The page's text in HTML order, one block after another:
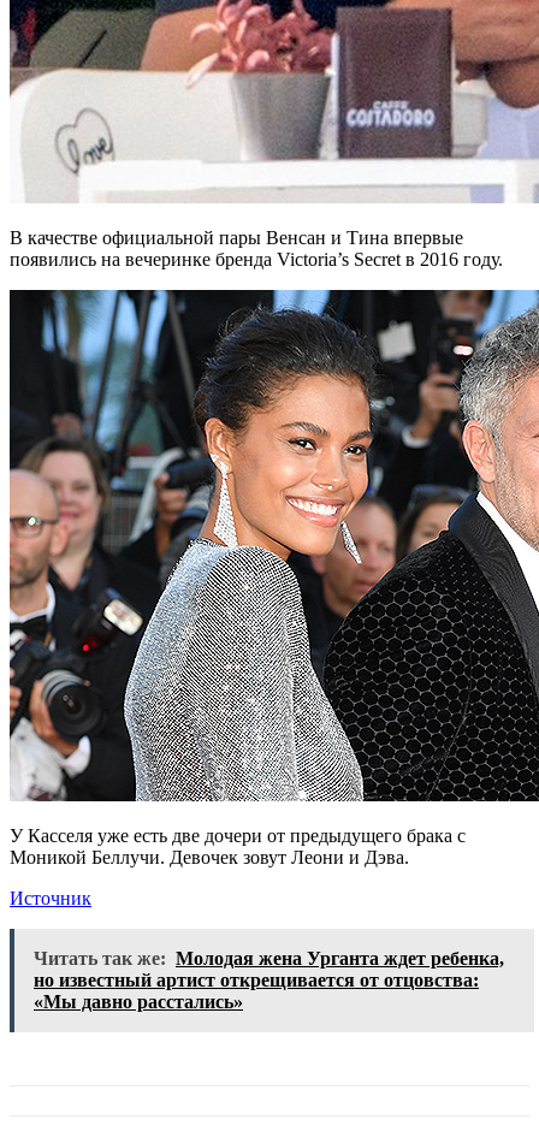
В качестве официальной пары Венсан и Тина впервые
появились на вечеринке бренда Victoria’s Secret в 2016 году.
У Касселя уже есть две дочери от предыдущего брака с
Моникой Беллучи. Девочек зовут Леони и Дэва.
Источник
Читать так же: Молодая жена Урганта ждет ребенка,
но известный артист открещивается от отцовства:
«Мы давно расстались»